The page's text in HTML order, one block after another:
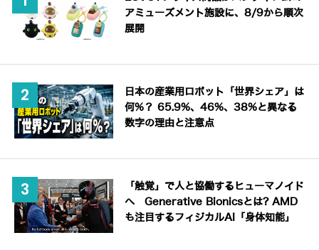
アミューズメント施設に、8/9から順次
展開
日本の産業用ロボット「世界シェア」は
何%？ 65.9%、46%、38%と異なる
数字の理由と注意点
「触覚」で人と協働するヒューマノイド
へ Generative Bionicsとは? AMD
も注目するフィジカルAI「身体知能」